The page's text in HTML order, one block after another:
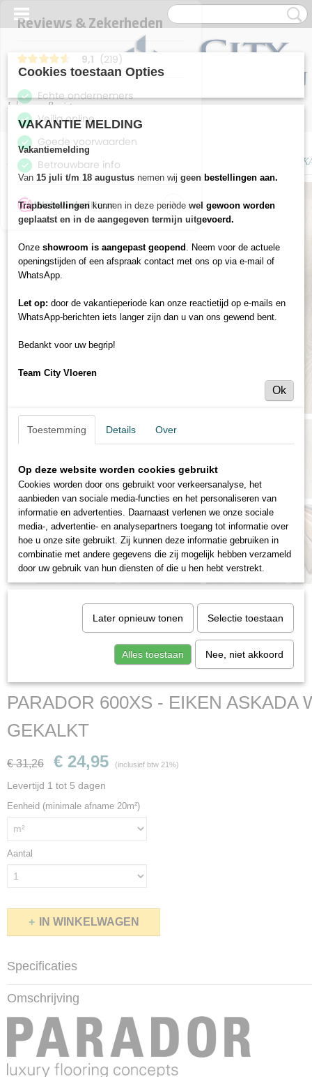
Inloggen Registreren
Home>Vloeren>Laminaat PARADOR 600XS - EIKEN
PARADOR 600XS - EIKEN ASKADA
GEKALKT
€ 31,26 € 24,95 (inclusief btw 21%)
Levertijd 1 tot 5 dagen
Eenheid (minimale afname 20m²)
Aantal
IN WINKELWAGEN
Specificaties
Productcode
Afmetingen (l,b,h)
128,50 x 24,30 x 0,80 cm
Pakinhoud
2,186 m²
Omschrijving
Cookies toestaan Opties
VAKANTIE MELDING
Vakantiemelding
Van 15 juli t/m 18 augustus nemen wij geen bestellingen aan.
Trapbestellingen kunnen in deze periode wel gewoon worden
geplaatst en in de aangegeven termijn uitgevoerd.
Onze showroom is aangepast geopend . Neem voor de actuele
openingstijden of een afspraak contact met ons op via e-mail of
WhatsApp.
Let op: door de vakantieperiode kan onze reactietijd op e-mails en
WhatsApp-berichten iets langer zijn dan u van ons gewend bent.
Bedankt voor uw begrip!
Team City Vloeren
Ok
Toestemming Details Over
Op deze website worden cookies gebruikt
Cookies worden door ons gebruikt voor verkeersanalyse, het
aanbieden van sociale media-functies en het personaliseren van
informatie en advertenties. Daarnaast verlenen we onze sociale
media-, advertentie- en analysepartners toegang tot informatie over
hoe u onze site gebruikt. Zij kunnen deze informatie gebruiken in
combinatie met andere gegevens die zij mogelijk hebben verzameld
door uw gebruik van hun diensten of die u hen hebt verstrekt.
Later opnieuw tonen Selectie toestaan
Alles toestaan Nee, niet akkoord